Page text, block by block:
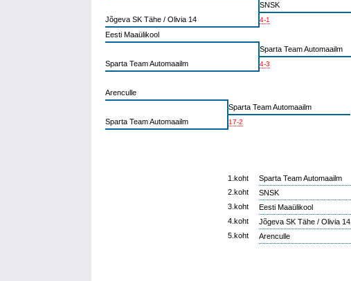
SNSK
Jõgeva SK Tähe / Olivia 14
4-1
Eesti Maaülikool
Sparta Team Automaailm
Sparta Team Automaailm 4-3
Arenculle
Sparta Team Automaailm
Sparta Team Automaailm
17-2
1.koht
Sparta Team Automaailm
2.koht
SNSK
3.koht
Eesti Maaülikool
4.koht
Jõgeva SK Tähe / Olivia 14
5.koht
Arenculle